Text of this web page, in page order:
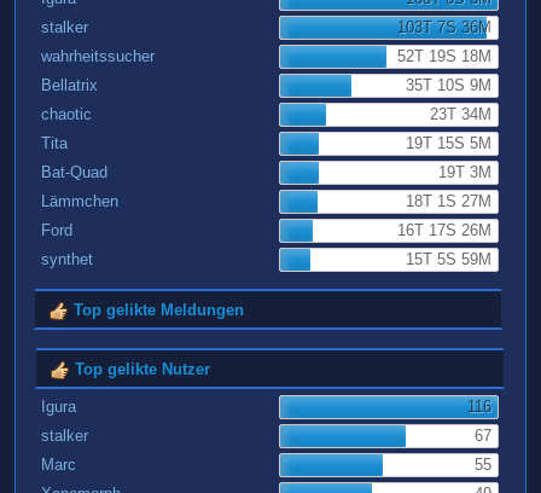
stalker
103T 7S 36M
wahrheitssucher
52T 19S 18M
Bellatrix
35T 10S 9M
chaotic
23T 34M
Tita
19T 15S 5M
Bat-Quad
19T 3M
Lämmchen
18T 1S 27M
Ford
16T 17S 26M
synthet
15T 5S 59M
Top gelikte Meldungen
Top gelikte Nutzer
Igura
116
stalker
67
Marc
55